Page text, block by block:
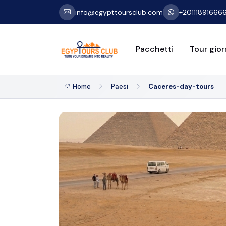
info@egypttoursclub.com
Pacchetti Tour
Home Paesi Caceres-day-tours